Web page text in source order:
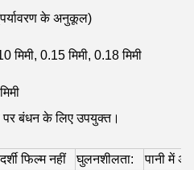
के अनुकूल)
मिमी, 0.15 मिमी, 0.18 मिमी
बंधन के लिए उपयुक्त।
फिल्म नहीं घुलनशीलता:
पानी में